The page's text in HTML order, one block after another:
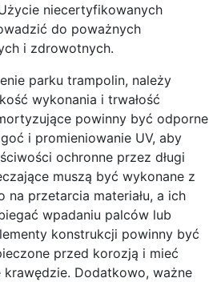
niecertyfikowanych
do poważnych
i zdrowotnych.
parku trampolin, należy
wykonania i trwałość
powinny być odporne
i promieniowanie UV, aby
ochronne przez długi
muszą być wykonane z
na przetarcia materiału, a ich
wpadaniu palców lub
konstrukcji powinny być
przed korozją i mieć
krawędzie. Dodatkowo, ważne